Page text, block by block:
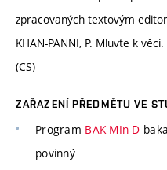
zpracovaných textovým
KHAN-PANNI, P. Mluvte k
(CS)
ZAŘAZENÍ PŘEDMĚTU VE
Program BAK-MIn-D
povinný